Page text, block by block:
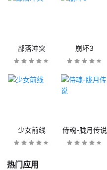
部落冲突 崩坏3
少女前线 侍魂-胧月传说
热门应用